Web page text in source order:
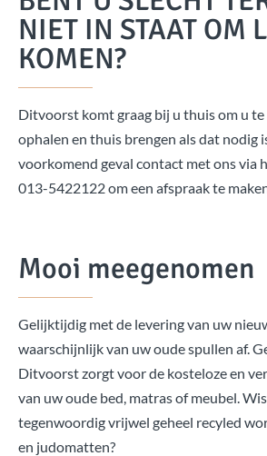
NIET IN STAAT OM
KOMEN?
Ditvoorst komt graag bij u thuis om u te
ophalen en thuis brengen als dat nodig
voorkomend geval contact met ons via
013-5422122 om een afspraak te
Mooi meegenomen
Gelijktijdig met de levering van uw
waarschijnlijk van uw oude spullen af.
Ditvoorst zorgt voor de kosteloze en
van uw oude bed, matras of meubel.
tegenwoordig vrijwel geheel recyled
en judomatten?